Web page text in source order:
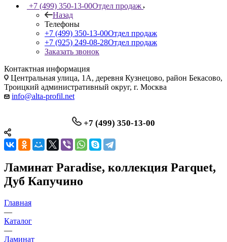
+7 (499) 350-13-00Отдел продаж
Назад
Телефоны
+7 (499) 350-13-00Отдел продаж
+7 (925) 249-08-28Отдел продаж
Заказать звонок
Контактная информация
Центральная улица, 1А, деревня Кузнецово, район Бекасово,
Троицкий административный округ, г. Москва
info@alta-profil.net
+7 (499) 350-13-00
Ламинат Paradise, коллекция Parquet,
Дуб Капучино
Главная
—
Каталог
—
Ламинат